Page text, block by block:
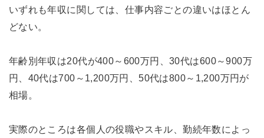
いずれも年収に関しては、仕事内容ごとの違いはほとん
どない。
年齢別年収は20代が400～600万円、30代は600～900万
円、40代は700～1,200万円、50代は800～1,200万円が
相場。
実際のところは各個人の役職やスキル、勤続年数によっ